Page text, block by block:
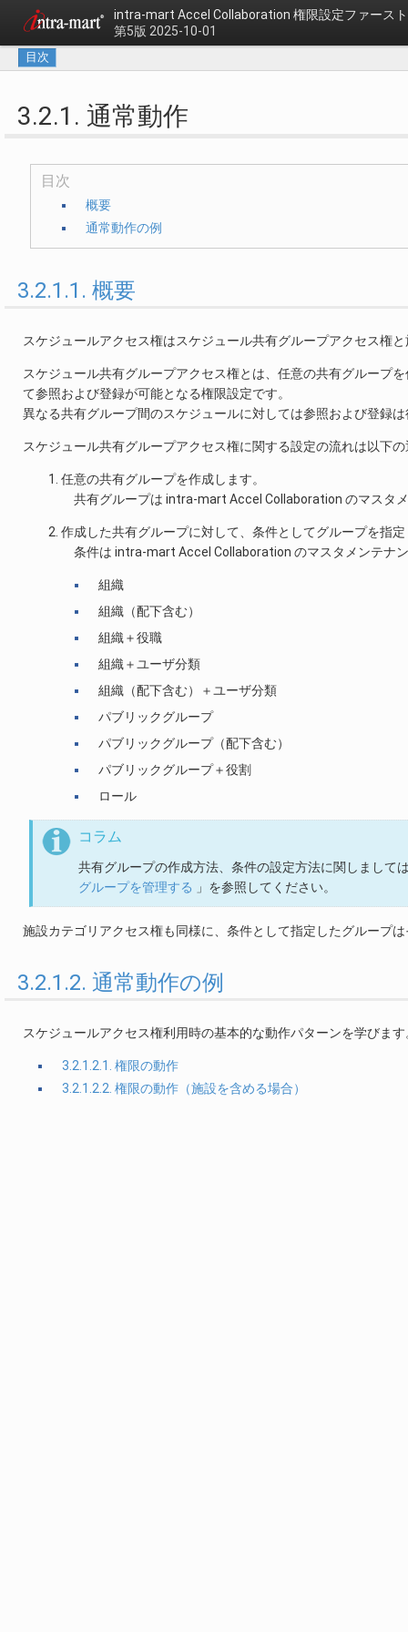
intra-mart Accel Collaboration 権限設定ファース
第5版 2025-10-01
目次
3.2.1. 通常動作
目次
概要
通常動作の例
3.2.1.1. 概要
スケジュールアクセス権はスケジュール共有グループアクセス権
スケジュール共有グループアクセス権とは、任意の共有グループ
て参照および登録が可能となる権限設定です。
異なる共有グループ間のスケジュールに対しては参照および登録
スケジュール共有グループアクセス権に関する設定の流れは以下
任意の共有グループを作成します。
共有グループは intra-mart Accel Collaboration のマスタ
作成した共有グループに対して、条件としてグループを指
条件は intra-mart Accel Collaboration のマスタメンテナ
組織
組織（配下含む）
組織＋役職
組織＋ユーザ分類
組織（配下含む）＋ユーザ分類
パブリックグループ
パブリックグループ（配下含む）
パブリックグループ＋役割
ロール
コラム
共有グループの作成方法、条件の設定方法に関しまして
グループを管理する
」を参照してください。
施設カテゴリアクセス権も同様に、条件として指定したグループ
3.2.1.2. 通常動作の例
スケジュールアクセス権利用時の基本的な動作パターンを学びます
3.2.1.2.1. 権限の動作
3.2.1.2.2. 権限の動作（施設を含める場合）